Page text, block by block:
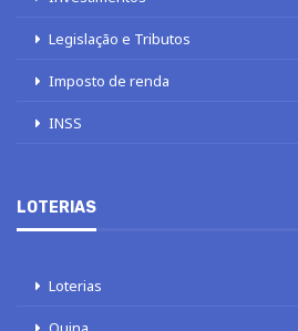
Legislação e Tributos
Imposto de renda
INSS
LOTERIAS
Loterias